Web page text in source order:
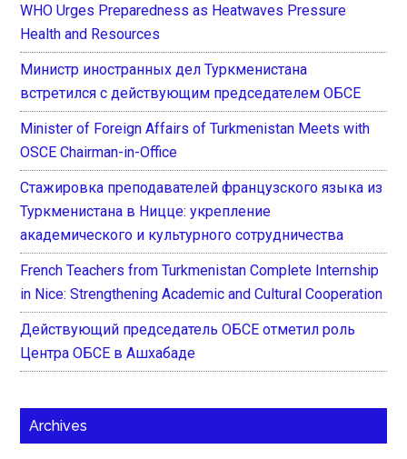
WHO Urges Preparedness as Heatwaves Pressure
Health and Resources
Министр иностранных дел Туркменистана
встретился с действующим председателем ОБСЕ
Minister of Foreign Affairs of Turkmenistan Meets with
OSCE Chairman-in-Office
Стажировка преподавателей французского языка из
Туркменистана в Ницце: укрепление
академического и культурного сотрудничества
French Teachers from Turkmenistan Complete Internship
in Nice: Strengthening Academic and Cultural Cooperation
Действующий председатель ОБСЕ отметил роль
Центра ОБСЕ в Ашхабаде
Archives